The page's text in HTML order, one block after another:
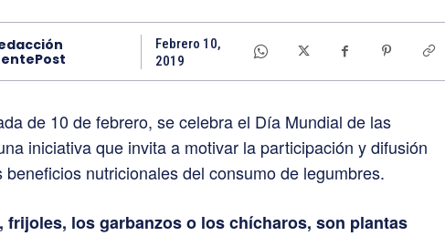
Febrero 10,
2019
de 10 de febrero, se celebra el Día Mundial de las
iniciativa que invita a motivar la participación y difusión
beneficios nutricionales del consumo de legumbres.
frijoles, los garbanzos o los chícharos, son plantas